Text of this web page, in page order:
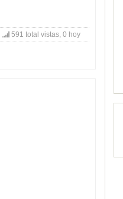
591 total vistas, 0 hoy